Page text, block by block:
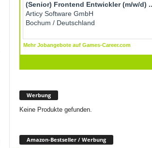
Werbung
Keine Produkte gefunden.
Amazon-Bestseller / Werbung